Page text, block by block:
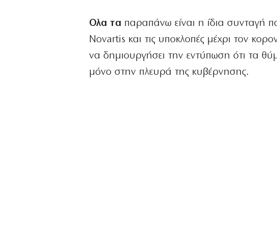
Ολα τα παραπάνω είναι η ίδια συνταγή
Novartis και τις υποκλοπές μέχρι τον
να δημιουργήσει την εντύπωση ότι τα
μόνο στην πλευρά της κυβέρνησης.